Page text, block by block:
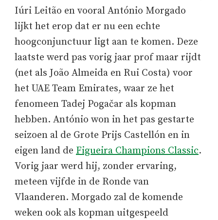
Iúri Leitão en vooral António Morgado
lijkt het erop dat er nu een echte
hoogconjunctuur ligt aan te komen. Deze
laatste werd pas vorig jaar prof maar rijdt
(net als João Almeida en Rui Costa) voor
het UAE Team Emirates, waar ze het
fenomeen Tadej Pogačar als kopman
hebben. António won in het pas gestarte
seizoen al de Grote Prijs Castellón en in
eigen land de Figueira Champions Classic.
Vorig jaar werd hij, zonder ervaring,
meteen vijfde in de Ronde van
Vlaanderen. Morgado zal de komende
weken ook als kopman uitgespeeld